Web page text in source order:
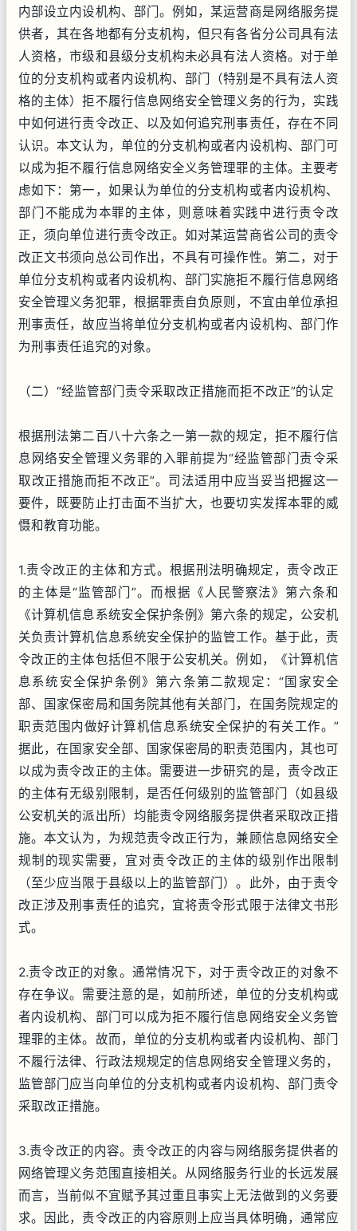
内部设立内设机构、部门。例如，某运营商是网络服务提
供者，其在各地都有分支机构，但只有各省分公司具有法
人资格，市级和县级分支机构未必具有法人资格。对于单
位的分支机构或者内设机构、部门（特别是不具有法人资
格的主体）拒不履行信息网络安全管理义务的行为，实践
中如何进行责令改正、以及如何追究刑事责任，存在不同
认识。本文认为，单位的分支机构或者内设机构、部门可
以成为拒不履行信息网络安全义务管理罪的主体。主要考
虑如下：第一，如果认为单位的分支机构或者内设机构、
部门不能成为本罪的主体，则意味着实践中进行责令改
正，须向单位进行责令改正。如对某运营商省公司的责令
改正文书须向总公司作出，不具有可操作性。第二，对于
单位分支机构或者内设机构、部门实施拒不履行信息网络
安全管理义务犯罪，根据罪责自负原则，不宜由单位承担
刑事责任，故应当将单位分支机构或者内设机构、部门作
为刑事责任追究的对象。
（二）“经监管部门责令采取改正措施而拒不改正”的认定
根据刑法第二百八十六条之一第一款的规定，拒不履行信
息网络安全管理义务罪的入罪前提为“经监管部门责令采
取改正措施而拒不改正”。司法适用中应当妥当把握这一
要件，既要防止打击面不当扩大，也要切实发挥本罪的威
慑和教育功能。
1.责令改正的主体和方式。根据刑法明确规定，责令改正
的主体是“监管部门”。而根据《人民警察法》第六条和
《计算机信息系统安全保护条例》第六条的规定，公安机
关负责计算机信息系统安全保护的监管工作。基于此，责
令改正的主体包括但不限于公安机关。例如，《计算机信
息系统安全保护条例》第六条第二款规定：“国家安全
部、国家保密局和国务院其他有关部门，在国务院规定的
职责范围内做好计算机信息系统安全保护的有关工作。”
据此，在国家安全部、国家保密局的职责范围内，其也可
以成为责令改正的主体。需要进一步研究的是，责令改正
的主体有无级别限制，是否任何级别的监管部门（如县级
公安机关的派出所）均能责令网络服务提供者采取改正措
施。本文认为，为规范责令改正行为，兼顾信息网络安全
规制的现实需要，宜对责令改正的主体的级别作出限制
（至少应当限于县级以上的监管部门）。此外，由于责令
改正涉及刑事责任的追究，宜将责令形式限于法律文书形
式。
2.责令改正的对象。通常情况下，对于责令改正的对象不
存在争议。需要注意的是，如前所述，单位的分支机构或
者内设机构、部门可以成为拒不履行信息网络安全义务管
理罪的主体。故而，单位的分支机构或者内设机构、部门
不履行法律、行政法规规定的信息网络安全管理义务的，
监管部门应当向单位的分支机构或者内设机构、部门责令
采取改正措施。
3.责令改正的内容。责令改正的内容与网络服务提供者的
网络管理义务范围直接相关。从网络服务行业的长远发展
而言，当前似不宜赋予其过重且事实上无法做到的义务要
求。因此，责令改正的内容原则上应当具体明确，通常应